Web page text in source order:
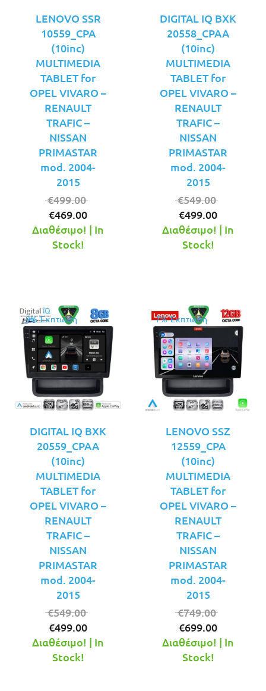
LENOVO SSR
10559_CPA
(10inc)
MULTIMEDIA
TABLET for
OPEL VIVARO –
RENAULT
TRAFIC –
NISSAN
PRIMASTAR
mod. 2004-
2015
€499.00
was:
€469.00
τρέχουσα
Διαθέσιμο! | In
Stock!
DIGITAL IQ BXK
20558_CPAA
(10inc)
MULTIMEDIA
TABLET for
OPEL VIVARO –
RENAULT
TRAFIC –
NISSAN
PRIMASTAR
mod. 2004-
2015
€549.00
was:
€499.00
τρέχουσα
Διαθέσιμο! | In
Stock!
9% Έκπτωση
DIGITAL IQ BXK
20559_CPAA
(10inc)
MULTIMEDIA
TABLET for
OPEL VIVARO –
RENAULT
TRAFIC –
NISSAN
PRIMASTAR
mod. 2004-
2015
€549.00
was:
€499.00
τρέχουσα
Διαθέσιμο! | In
Stock!
7% Έκπτωση
LENOVO SSZ
12559_CPA
(10inc)
MULTIMEDIA
TABLET for
OPEL VIVARO –
RENAULT
TRAFIC –
NISSAN
PRIMASTAR
mod. 2004-
2015
€749.00
was:
€699.00
τρέχουσα
Διαθέσιμο! | In
Stock!